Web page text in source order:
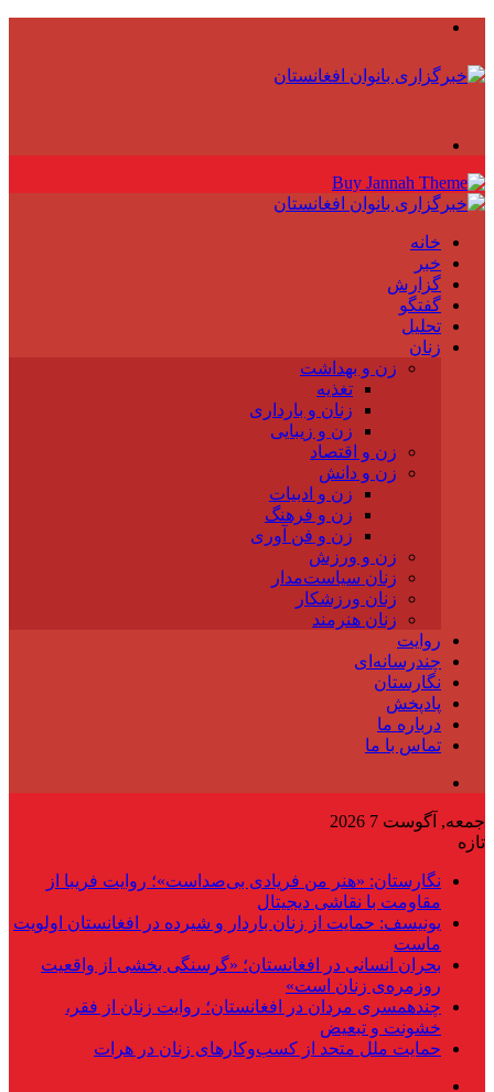
خانه
خبر
گزارش
گفتگو
تحلیل
زنان
زن و بهداشت
تغذیه
زنان و بارداری
زن و زیبایی
زن و اقتصاد
زن و دانش
زن و ادبیات
زن و فرهنگ
زن و فن آوری
زن و ورزش
زنان سیاست‌مدار
زنان ورزشکار
زنان هنرمند
روایت
چندرسانه‌ای
نگارستان
پادپخش
درباره ما
تماس با ما
جمعه, آگوست 7 2026
تازه
نگارستان: «هنر من فریادی بی‌صداست»؛ روایت فریبا از
مقاومت با نقاشی دیجیتال
یونیسف: حمایت از زنان باردار و شیرده در افغانستان اولویت
ماست
بحران انسانی در افغانستان؛ «گرسنگی بخشی از واقعیت
روزمره‌ی زنان است»
چندهمسری مردان در افغانستان؛ روایت زنان از فقر،
خشونت و تبعیض
حمایت ملل متحد از کسب‌وکارهای زنان در هرات